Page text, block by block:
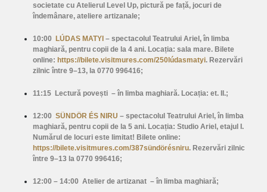
societate cu Atelierul Level Up, pictură pe față, jocuri de
îndemânare, ateliere artizanale;
10:00 LÚDAS MATYI – spectacolul Teatrului Ariel, în limba
maghiară, pentru copii de la 4 ani. Locația: sala mare. Bilete
online: https://bilete.visitmures.com/250lúdasmatyi. Rezervări
zilnic între 9–13, la 0770 996416;
11:15 Lectură povești – în limba maghiară. Locația: et. II.;
12:00 SÜNDÖR ÉS NIRU – spectacolul Teatrului Ariel, în limba
maghiară, pentru copii de la 5 ani. Locația: Studio Ariel, etajul I.
Numărul de locuri este limitat! Bilete online:
https://bilete.visitmures.com/387sündörésniru. Rezervări zilnic
între 9–13 la 0770 996416;
12:00 – 14:00 Atelier de artizanat – în limba maghiară;